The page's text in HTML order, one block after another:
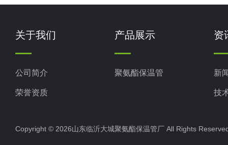
关于我们
公司简介
荣誉资质
产品展示
聚氨酯保温管
资
新
技
Copyright © 2026山东临沂大城聚氨酯保温管厂 All Rights